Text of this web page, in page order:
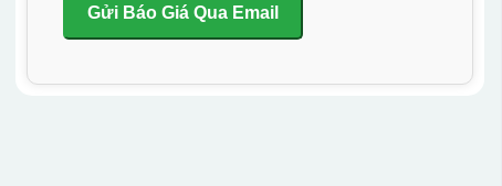
Gửi Báo Giá Qua Email